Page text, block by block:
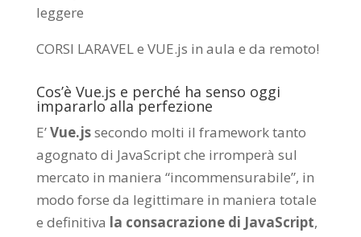
leggere
CORSI LARAVEL e VUE.js in aula e da remoto!
Cos’è Vue.js e perché ha senso oggi
impararlo alla perfezione
E’Vue.jssecondo molti il framework tanto
agognato di JavaScript che irromperà sul
mercato in maniera “incommensurabile”, in
modo forse da legittimare in maniera totale
e definitiva la consacrazione di JavaScript,